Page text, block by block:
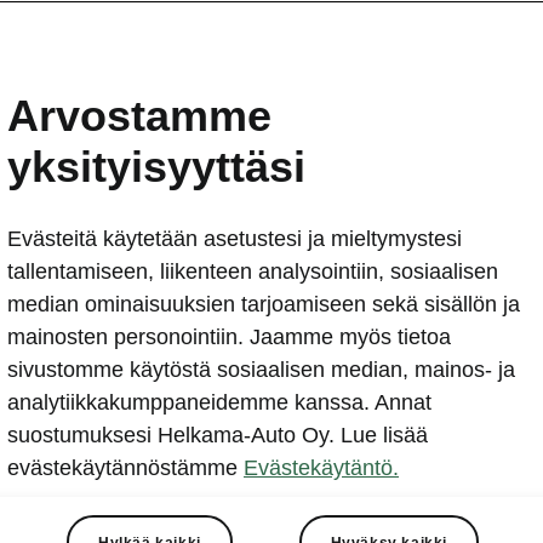
ŠKODA FABIA Combi viettää merkkipäiviä:
menestys sai alkunsa 20 vuotta sitten Pariisin
sukupolven FABIA COMBI tuotiin markkinoille vuotta
pystyperäinen FABIA ja äänestettiin kotimaassaan
vuoden autoksi 2001. FABIA COMBI ihastutti vahvoilla
yksi harvoista pienten perheautojen kokoluokan
sekä matkustajille että matkatavaroille. Tavaratilan sai
1225 litraan autossa, jonka pituus oli vain 4,22 metriä
sukupolven myötä tilat ovat vielä kasvaneet. Koska
erinomainen vastine rahalle, FABIA COMBI on jo
ollut monen perheen autovalinta.
Arvostamme
yksityisyyttäsi
Evästeitä käytetään asetustesi ja mieltymystesi
tallentamiseen, liikenteen analysointiin, sosiaalisen
median ominaisuuksien tarjoamiseen sekä sisällön ja
mainosten personointiin. Jaamme myös tietoa
sivustomme käytöstä sosiaalisen median, mainos- ja
analytiikkakumppaneidemme kanssa. Annat
suostumuksesi Helkama-Auto Oy. Lue lisää
evästekäytännöstämme Evästekäytäntö.